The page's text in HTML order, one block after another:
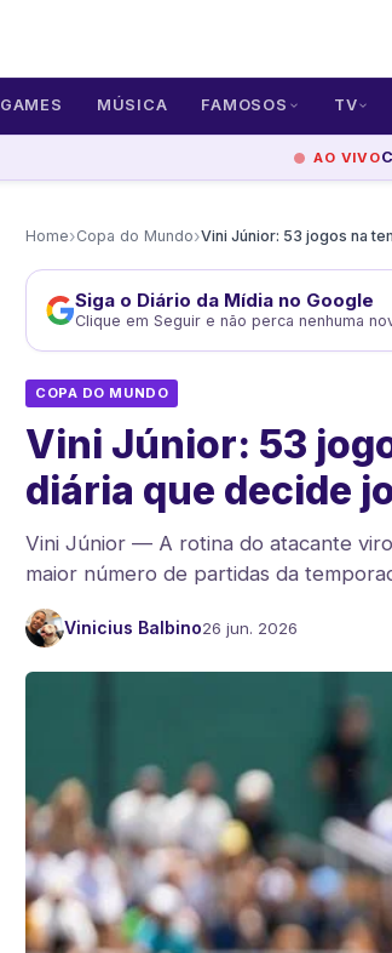
GAMES MÚSICA FAMOSOS TV
AO VIVO
Home›Copa do Mundo›
Siga o Diário da Mídia no Google
Clique em Seguir e não perca nenhuma
COPA DO MUNDO
Vini Júnior: 53
diária que decide
Vini Júnior — A rotina do atacante
maior número de partidas da
Vinicius Balbino26 jun. 2026